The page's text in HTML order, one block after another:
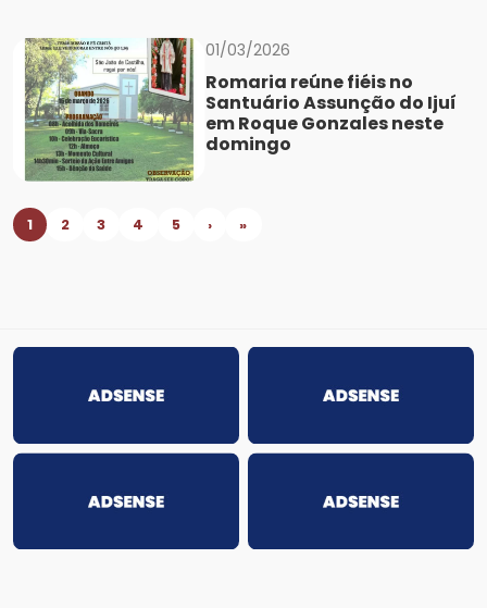
01/03/2026
Romaria reúne fiéis no
Santuário Assunção do Ijuí
em Roque Gonzales neste
domingo
1 2 3 4 5 › »